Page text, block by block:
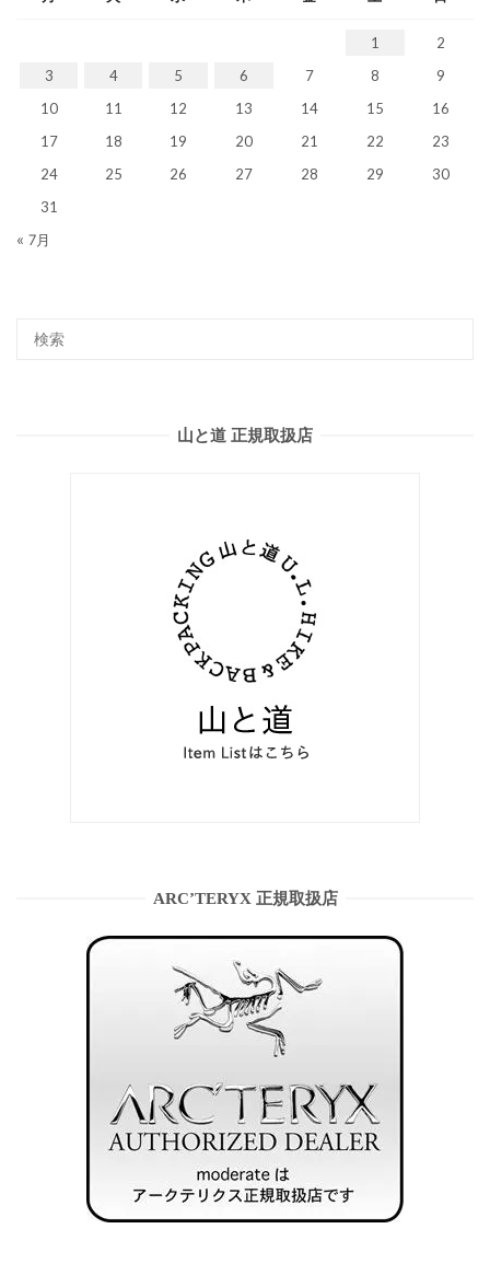
1
2
3
4 5 6 7 8
9
10
11 12 13 14 15
16
17
18 19 20 21 22
23
24
25 26 27 28 29
30
31
« 7月
山と道 正規取扱店
ARC’TERYX 正規取扱店